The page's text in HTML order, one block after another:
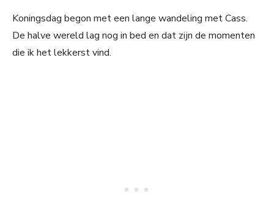
Koningsdag begon met een lange wandeling met Cass.
De halve wereld lag nog in bed en dat zijn de momenten
die ik het lekkerst vind.